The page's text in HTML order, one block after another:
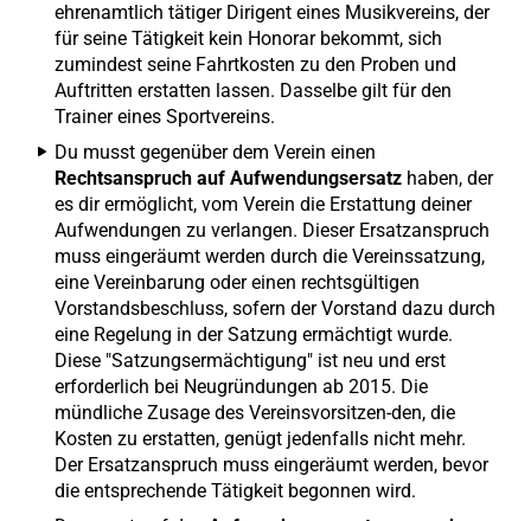
ehrenamtlich tätiger Dirigent eines Musikvereins, der
für seine Tätigkeit kein Honorar bekommt, sich
zumindest seine Fahrtkosten zu den Proben und
Auftritten erstatten lassen. Dasselbe gilt für den
Trainer eines Sportvereins.
Du musst gegenüber dem Verein einen
Rechtsanspruch auf Aufwendungsersatz haben, der
es dir ermöglicht, vom Verein die Erstattung deiner
Aufwendungen zu verlangen. Dieser Ersatzanspruch
muss eingeräumt werden durch die Vereinssatzung,
eine Vereinbarung oder einen rechtsgültigen
Vorstandsbeschluss, sofern der Vorstand dazu durch
eine Regelung in der Satzung ermächtigt wurde.
Diese "Satzungsermächtigung" ist neu und erst
erforderlich bei Neugründungen ab 2015. Die
mündliche Zusage des Vereinsvorsitzen-den, die
Kosten zu erstatten, genügt jedenfalls nicht mehr.
Der Ersatzanspruch muss eingeräumt werden, bevor
die entsprechende Tätigkeit begonnen wird.